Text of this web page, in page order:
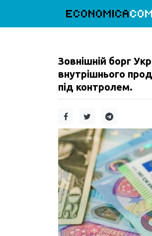
ECONOMICA
Зовнішній борг
внутрішнього
під контролем.